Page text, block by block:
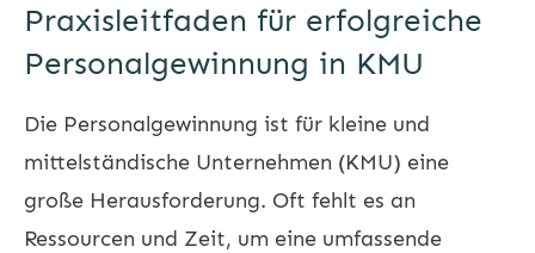
Praxisleitfaden für erfolgreiche
Personalgewinnung in KMU
Die Personalgewinnung ist für kleine und
mittelständische Unternehmen (KMU) eine
große Herausforderung. Oft fehlt es an
Ressourcen und Zeit, um eine umfassende